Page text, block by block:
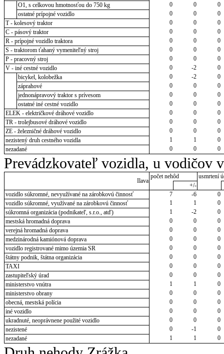
O1, s celkovou hmotnosťou do 750 kg
0 0
0
ostatné prípojné vozidlo
0 0
0
T - kolesový traktor
0 0
0
C - pásový traktor
0 0
0
R - prípojné vozidlo traktora
0 0
0
S - traktorom ťahaný vymeniteľný stroj
0 0
0
P - pracovný stroj
0 0
0
V - iné cestné vozidlo
0 -2
0
bicykel, kolobežka
0 -2
0
záprahové
0 0
0
jednonápravový traktor s prívesom
0 0
0
ostatné iné cestné vozidlo
0 0
0
ELEK - električkové dráhové vozidlo
0 0
0
TR - trolejbusové dráhové vozidlo
0 0
0
ZE - železničné dráhové vozidlo
0 0
0
nezistený druh cestného vozidla
1 1
0
nezadané
0 0 0
Prevádzkovateľ vozidla, u vodičov
Ilava
počet nehôd
usmrtení
+/-
vozidlo súkromné, nevyužívané na zárobkovú činnosť
7 -6
0
vozidlo súkromné, využívané na zárobkovú činnosť
1 1
0
súkromná organizácia (podnikateľ, s.r.o., atď)
1 -2
0
mestská hromadná doprava
0 0
0
verejná hromadná doprava
0 0
0
medzinárodná kamiónová doprava
0 0
0
vozidlo registrované mimo územia SR
0 0
0
štátny podnik, štátna organizácia
0 0
0
TAXI
0 0
0
zastupiteľský úrad
0 0
0
ministerstvo vnútra
1 1
0
ministerstvo obrany
0 0
0
obecná, mestská polícia
0 0
0
iné vozidlo
0 0
0
ukradnuté, neoprávnene použité vozidlo
0 0
0
nezistené
0 -1
0
nezadané
1 1 0